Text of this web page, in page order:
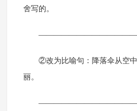
舍写的。
②改为比喻句：降落伞从空
丽。